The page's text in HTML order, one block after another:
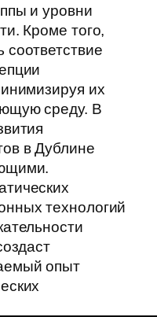
и уровни
Кроме того,
соответствие
их
среду. В
в Дублине
технологий
опыт